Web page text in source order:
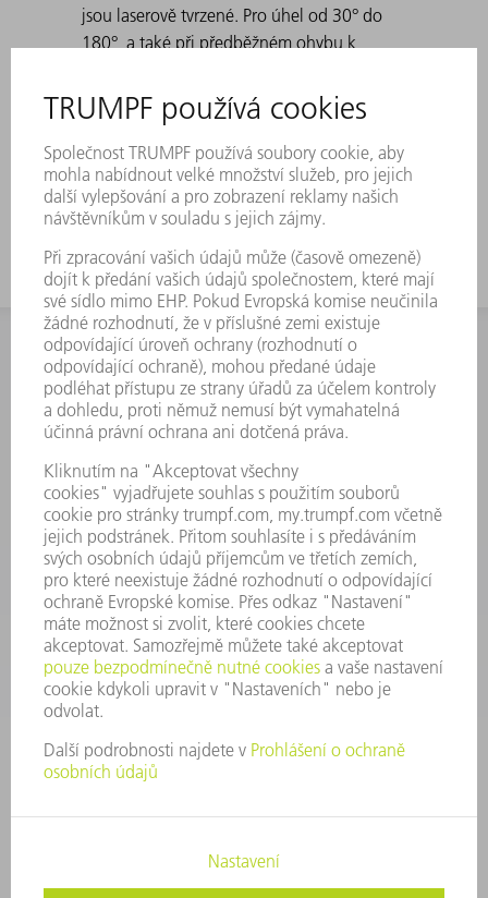
jsou laserově tvrzené. Pro úhel od 30° do
180°, a také při předběžném ohybu k
provedení a provedení s poloměrem 3 Při
vytváření špičatých ohybů s 30° matricemi
může dojít k tomu, že se ohnutý plech
vzpříčí v matrici. Vyrážecí pomůcky TRUMPF
řeší tento problém.
INFORMACE
Často kladené dotazy
Všeobecné obchodní podmínky
KONTAKTNÍ ÚDAJE
Náhradní díly
+420 251 106 254
Po - čt 8:00 - 17:00
Pá 8:00 - 16:00
ND@trumpf.com
KONTAKTNÍ ÚDAJE
Nástroje
+420 251 106 250
Po - pá 8:00 - 16:00
nastroje@trumpf.com